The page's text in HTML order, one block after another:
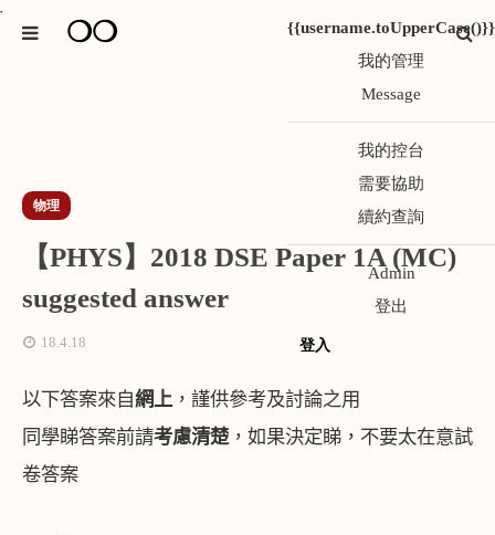
❍❍
{{username.toUpperCase()}}
我的管理
Message
我的控台
需要協助
續約查詢
Admin
登出
登入
物理
【PHYS】2018 DSE Paper 1A (MC)
suggested answer
18.4.18
以下答案來自網上，謹供參考及討論之用
同學睇答案前請考慮清楚，如果決定睇，不要太在意試
卷答案